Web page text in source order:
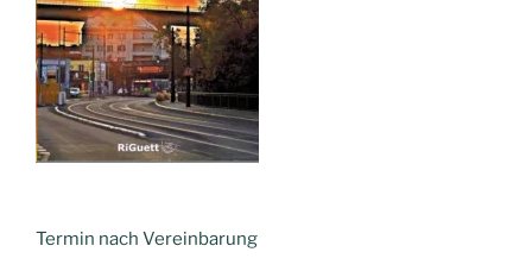
Termin nach Vereinbarung